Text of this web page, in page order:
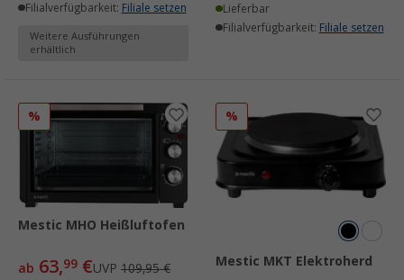
Filialverfügbarkeit: Filiale setzen
Weitere Ausführungen
erhältlich
Lieferbar
Filialverfügbarkeit: Filiale setzen
%
Mestic MHO Heißluftofen
ab 63,99 €UVP 109,95 €
%
Mestic MKT Elektroherd